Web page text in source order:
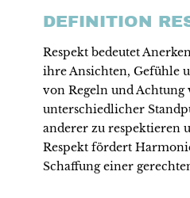
DEFINITION
Respekt bedeutet
ihre Ansichten, Gefühle
von Regeln und Achtung
unterschiedlicher
anderer zu respektieren
Respekt fördert
Schaffung einer